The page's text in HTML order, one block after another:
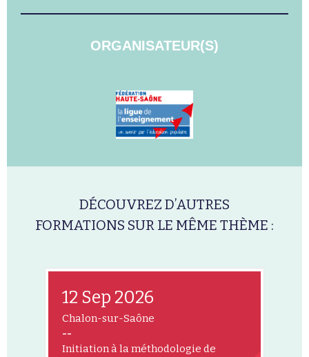
ORGANISATEUR(S)
DÉCOUVREZ D’AUTRES
FORMATIONS SUR LE MÊME THÈME :
12 Sep 2026
Chalon-sur-Saône
--
Initiation à la méthodologie de